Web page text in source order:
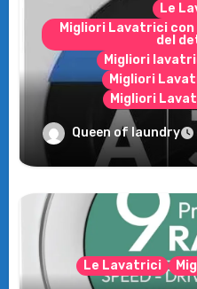
Le
Migliori Lavatrici
del
Migliori
Migliori
Migliori
Recensione
MultiWash:
Queen of laundry
Le Lavatrici